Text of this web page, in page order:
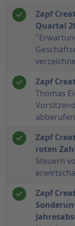
Zapf
Quartal
Zapf
Thomas
abberufen
Zapf
roten
Steuern
Zapf